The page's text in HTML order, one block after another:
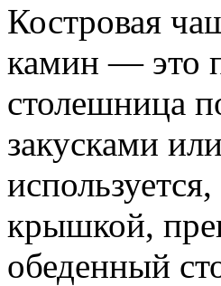
Костровая
камин — это
столешница
закусками
крышкой,
обеденный